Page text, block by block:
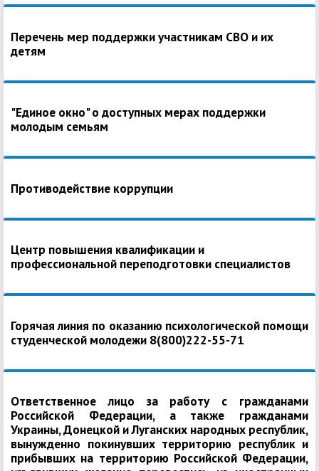
Перечень мер поддержки участникам СВО и их
детям
"Единое окно" о доступных мерах поддержки
молодым семьям
Противодействие коррупции
Центр повышения квалификации и
профессиональной переподготовки специалистов
Горячая линия по оказанию психологической помощи
студенческой молодежи 8(800)222-55-71
Ответственное лицо за работу с гражданами
Российской Федерации, а также гражданами
Украины, Донецкой и Луганских народных республик,
вынужденно покинувших территорию республик и
прибывших на территорию Российской Федерации,